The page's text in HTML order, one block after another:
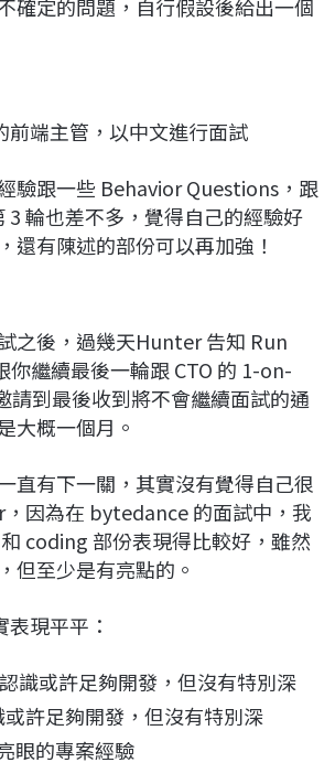
確定的問題，自行假設後給出一個
前端主管，以中文進行面試
驗跟一些 Behavior Questions，跟
3 輪也差不多，覺得自己的經驗好
還有陳述的部份可以再加強！
之後，過幾天Hunter 告知 Run
繼續最後一輪跟 CTO 的 1-on-
請到最後收到將不會繼續面試的通
大概一個月。
直有下一關，其實沒有覺得自己很
因為在 bytedance 的面試中，我
coding 部份表現得比較好，雖然
但至少是有亮點的。
表現平平：
識或許足夠開發，但沒有特別深
或許足夠開發，但沒有特別深
眼的專案經驗